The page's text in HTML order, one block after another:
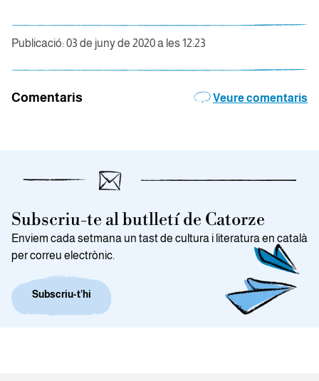
Publicació: 03 de juny de 2020 a les 12:23
Comentaris Veure comentaris
Subscriu-te al butlletí de Catorze
Enviem cada setmana un tast de cultura i literatura en català
per correu electrònic.
Subscriu-t’hi